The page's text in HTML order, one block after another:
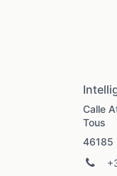
Calle
Tous
46185